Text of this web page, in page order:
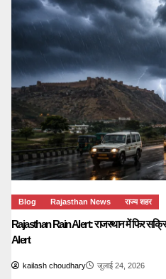
Blog Rajasthan News राज्य शहर
Rajasthan Rain Alert: राजस्थान में फिर
Alert
kailash choudhary जुलाई 24, 2026